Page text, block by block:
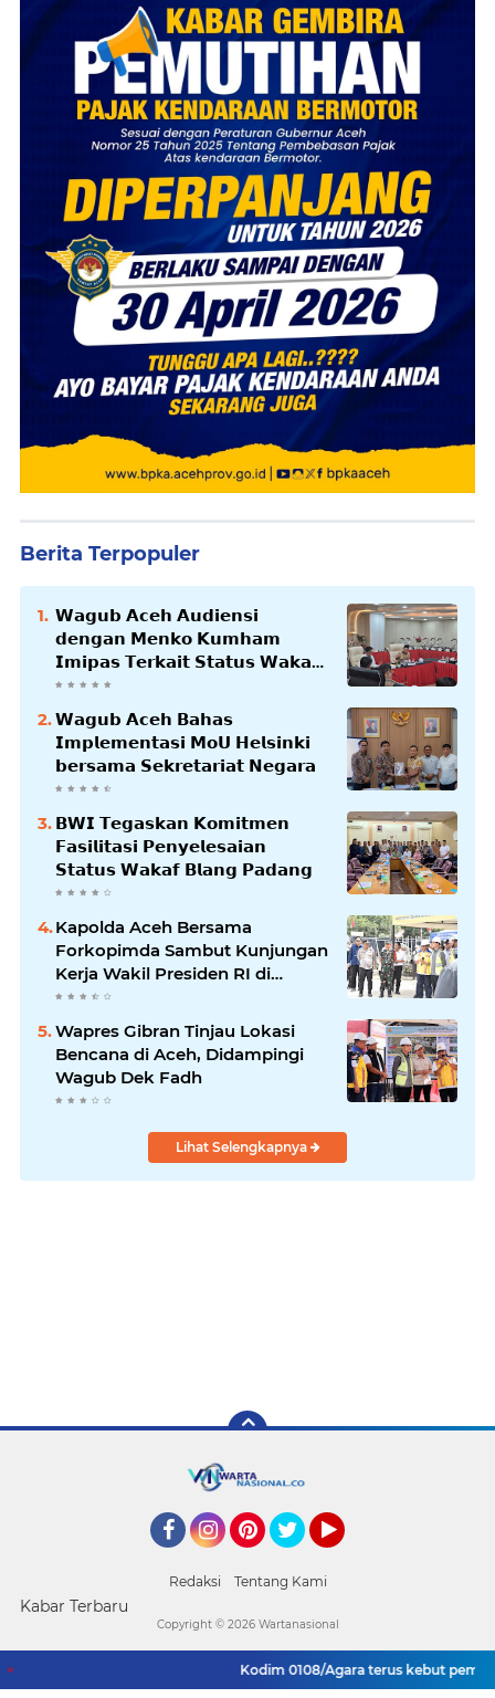
Berita Terpopuler
𝗪𝗮𝗴𝘂𝗯 𝗔𝗰𝗲𝗵 𝗔𝘂𝗱𝗶𝗲𝗻𝘀𝗶
𝗱𝗲𝗻𝗴𝗮𝗻 𝗠𝗲𝗻𝗸𝗼 𝗞𝘂𝗺𝗵𝗮𝗺
𝗜𝗺𝗶𝗽𝗮𝘀 𝗧𝗲𝗿𝗸𝗮𝗶𝘁 𝗦𝘁𝗮𝘁𝘂𝘀 𝗪𝗮𝗸𝗮𝗳
𝗕𝗹𝗮𝗻𝗴𝗽𝗮𝗱𝗮𝗻𝗴
𝗪𝗮𝗴𝘂𝗯 𝗔𝗰𝗲𝗵 𝗕𝗮𝗵𝗮𝘀
𝗜𝗺𝗽𝗹𝗲𝗺𝗲𝗻𝘁𝗮𝘀𝗶 𝗠𝗼𝗨 𝗛𝗲𝗹𝘀𝗶𝗻𝗸𝗶
𝗯𝗲𝗿𝘀𝗮𝗺𝗮 𝗦𝗲𝗸𝗿𝗲𝘁𝗮𝗿𝗶𝗮𝘁 𝗡𝗲𝗴𝗮𝗿𝗮
𝗕𝗪𝗜 𝗧𝗲𝗴𝗮𝘀𝗸𝗮𝗻 𝗞𝗼𝗺𝗶𝘁𝗺𝗲𝗻
𝗙𝗮𝘀𝗶𝗹𝗶𝘁𝗮𝘀𝗶 𝗣𝗲𝗻𝘆𝗲𝗹𝗲𝘀𝗮𝗶𝗮𝗻
𝗦𝘁𝗮𝘁𝘂𝘀 𝗪𝗮𝗸𝗮𝗳 𝗕𝗹𝗮𝗻𝗴 𝗣𝗮𝗱𝗮𝗻𝗴
Kapolda Aceh Bersama
Forkopimda Sambut Kunjungan
Kerja Wakil Presiden RI di
Kabupaten Bireuen
Wapres Gibran Tinjau Lokasi
Bencana di Aceh, Didampingi
Wagub Dek Fadh
Lihat Selengkapnya
Redaksi Tentang Kami
Kabar Terbaru
Kodim 0108/Agara terus kebut
Copyright © 2026 Wartanasional